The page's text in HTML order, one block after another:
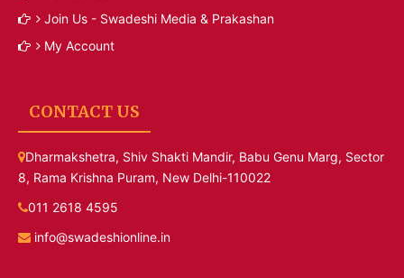
Join Us - Swadeshi Media & Prakashan
My Account
CONTACT US
Dharmakshetra, Shiv Shakti Mandir, Babu Genu Marg, Sector
8, Rama Krishna Puram, New Delhi-110022
011 2618 4595
info@swadeshionline.in